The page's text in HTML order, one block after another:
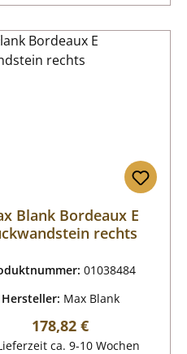
Blank Bordeaux E
rechts
01038484
Hersteller: Max Blank
Regulärer Preis:
178,82 €
ca. 9-10 Wochen